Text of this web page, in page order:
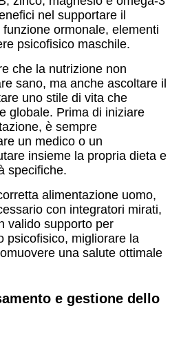
nel supportare il
ormonale, elementi
psicofisico maschile.
che la nutrizione non
sano, ma anche ascoltare il
uno stile di vita che
globale. Prima di iniziare
è sempre
un medico o un
insieme la propria dieta e
specifiche.
alimentazione uomo,
con integratori mirati,
valido supporto per
psicofisico, migliorare la
una salute ottimale
e gestione dello